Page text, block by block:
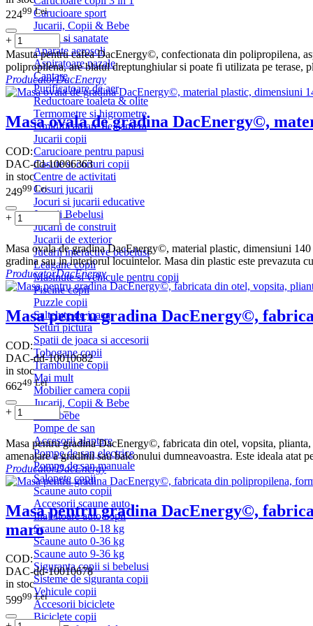
Carucioare sport
Jucarii, Copii & Bebe
Igiena si sanatate
Aparate aerosoli
Aspiratoare nazale
Cantare
Purificatoare de aer
Reductoare toaleta & olite
Termometre si higrometre
Umidificatoare de camera
Jucarii copii
Carucioare pentru papusi
Casute si corturi copii
Centre de activitati
Cosuri jucarii
Jocuri si jucarii educative
Jucarii Bebelusi
Jucarii de construit
Jucarii de exterior
Jucarii interactive bebelusi
Leagane copii
Masinute si vehicule pentru copii
Piscine copii
Puzzle copii
Saltelute de joaca
Seturi pictura
Spatii de joaca si accesorii
Tobogane copii
Trambuline copii
Mai mult
Mobilier camera copii
Jucarii, Copii & Bebe
Patut bebe
Pompe de san
Accesorii alaptare
Pompe de san electrice
Pompe de san manuale
Salopete copii
Scaune auto copii
Accesorii scaune auto
Inaltatoare auto copii
Scaune auto 0-18 kg
Scaune auto 0-36 kg
Scaune auto 9-36 kg
Siguranta copii si bebelusi
Sisteme de siguranta copii
Vehicule copii
Accesorii biciclete
Biciclete copii
22499 Lei
+
−
Masuta pentru cafea DacEnergy©, confectionata din polipropilena,
polipropilena, are blatul dreptunghiular si poate fi utilizata pe terase,
ProducatorDacEnergy
Masa ovala de gradina DacEnergy©,
COD:
DAC-dd-10006363
in stoc
24999 Lei
+ −
Masa ovala de gradina DacEnergy©, material plastic, dimensiuni
gradina sau in interiorul locuintelor. Masa din plastic este prevazuta
ProducatorDacEnergy
Masa pentru gradina DacEnergy©,
COD:
DAC-dd-10010682
in stoc
66249 Lei
+ −
Masa pentru gradina DacEnergy©, fabricata din otel, vopsita,
amenajare a gradinii sau balconului dumneavoastra. Este ideala atat
ProducatorDacEnergy
Masa pentru gradina DacEnergy©,
maro
COD:
DAC-dd-10010678
in stoc
59999 Lei